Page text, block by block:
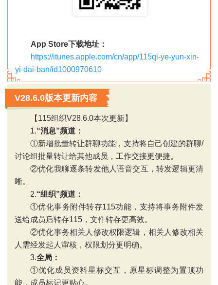
App Store下载地址：
https://itunes.apple.com/cn/app/115qi-ye-yun-xin-
yi-dai-ban/id1000970610
V28.6.0版本更新内容
【115组织V28.6.0本次更新】
1.“消息”频道 ：
①新增批量转让群聊功能，支持将自己创建的群聊/
讨论组批量转让给其他成员，工作交接更便捷。
②优化我聊逐条转发他人语音交互，转发逻辑更清
晰。
2.“组织”频道 ：
①优化事务附件转存115功能，支持将事务附件发
送给成员后转存115，文件转存更高效。
②优化事务相关人修改权限逻辑，相关人修改相关
人需经发起人审核，权限划分更明确。
3.全局：
①优化成员资料星标交互，原星标调整为置顶功
能，成员标记更贴心。